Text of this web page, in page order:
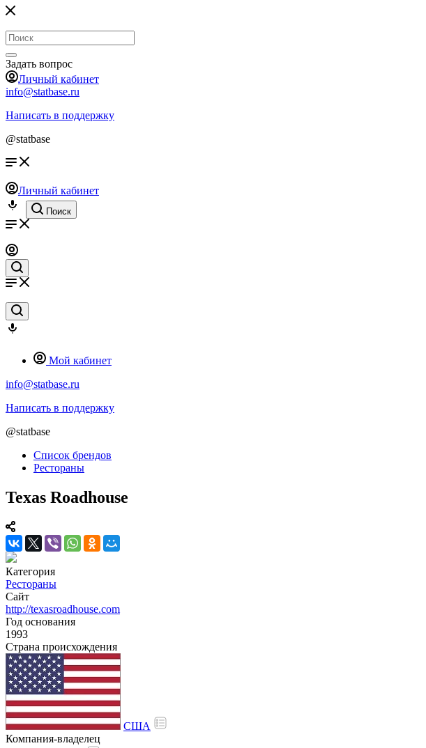
Задать вопрос
Личный кабинет
info@statbase.ru
Написать в поддержку
@statbase
Личный кабинет
Поиск
Мой кабинет
info@statbase.ru
Написать в поддержку
@statbase
Список брендов
Рестораны
Texas Roadhouse
Категория
Рестораны
Сайт
http://texasroadhouse.com
Год основания
1993
Страна происхождения
США
Компания-владелец